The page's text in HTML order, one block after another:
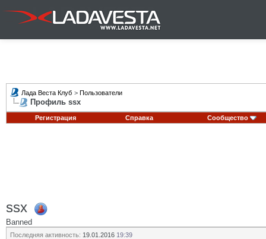
Лада Веста Клуб > Пользователи
Профиль ssx
Регистрация Справка Сообщество
ssx
Banned
Последняя активность: 19.01.2016 19:39